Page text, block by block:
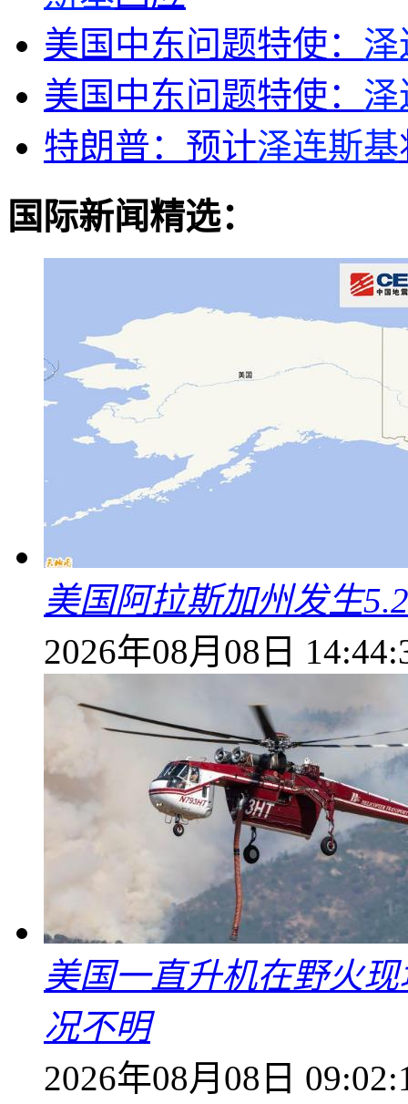
美国中东问题特使： 泽
美国中东问题特使： 泽
特朗普：预计泽连斯基
国际新闻精选：
美国阿拉斯加州发生
2026年08月08日
美国一直升机在野火
况不明
2026年08月08日